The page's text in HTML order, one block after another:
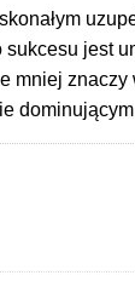
jest
mniej